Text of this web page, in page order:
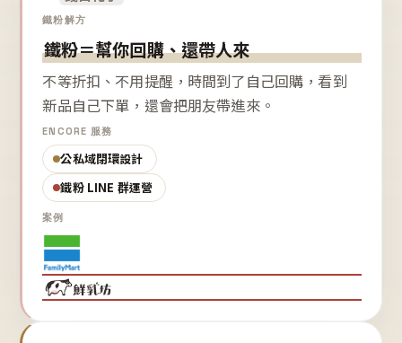
鐵粉解方
鐵粉＝幫你回購、還帶人來
不等折扣、不用提醒，時間到了自己回購，看到
新品自己下單，還會把朋友帶進來。
ENCORE 服務
公私域閉環設計
鐵粉 LINE 群運營
案例